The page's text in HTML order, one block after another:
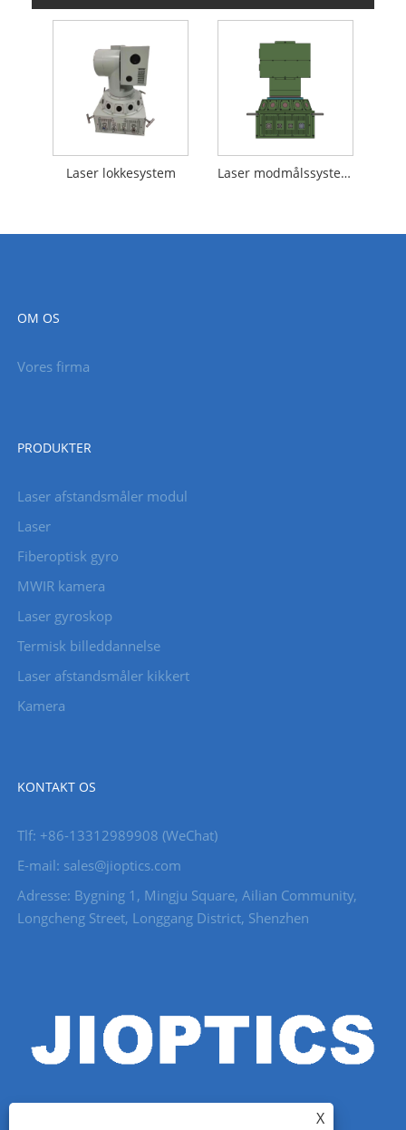
Laser lokkesystem Laser modmålssystem LCMS
OM OS
Vores firma
PRODUKTER
Laser afstandsmåler modul
Laser
Fiberoptisk gyro
MWIR kamera
Laser gyroskop
Termisk billeddannelse
Laser afstandsmåler kikkert
Kamera
KONTAKT OS
Tlf: +86-13312989908 (WeChat)
E-mail: sales@jioptics.com
Adresse: Bygning 1, Mingju Square, Ailian Community,
Longcheng Street, Longgang District, Shenzhen
X